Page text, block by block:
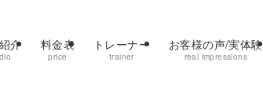
介 料金表
price
トレーナー
trainer
お客様の声/実体験
real impressions